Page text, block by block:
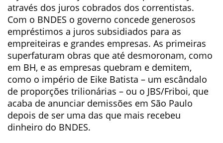
através dos juros cobrados dos correntistas.
Com o BNDES o governo concede generosos
empréstimos a juros subsidiados para as
empreiteiras e grandes empresas. As primeiras
superfaturam obras que até desmoronam, como
em BH, e as empresas quebram e demitem,
como o império de Eike Batista – um escândalo
de proporções trilionárias – ou o JBS/Friboi, que
acaba de anunciar demissões em São Paulo
depois de ser uma das que mais recebeu
dinheiro do BNDES.